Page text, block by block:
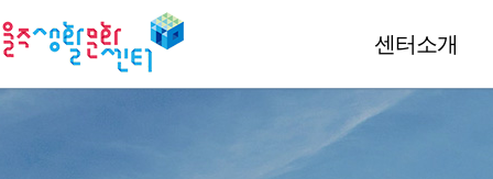
센터소개